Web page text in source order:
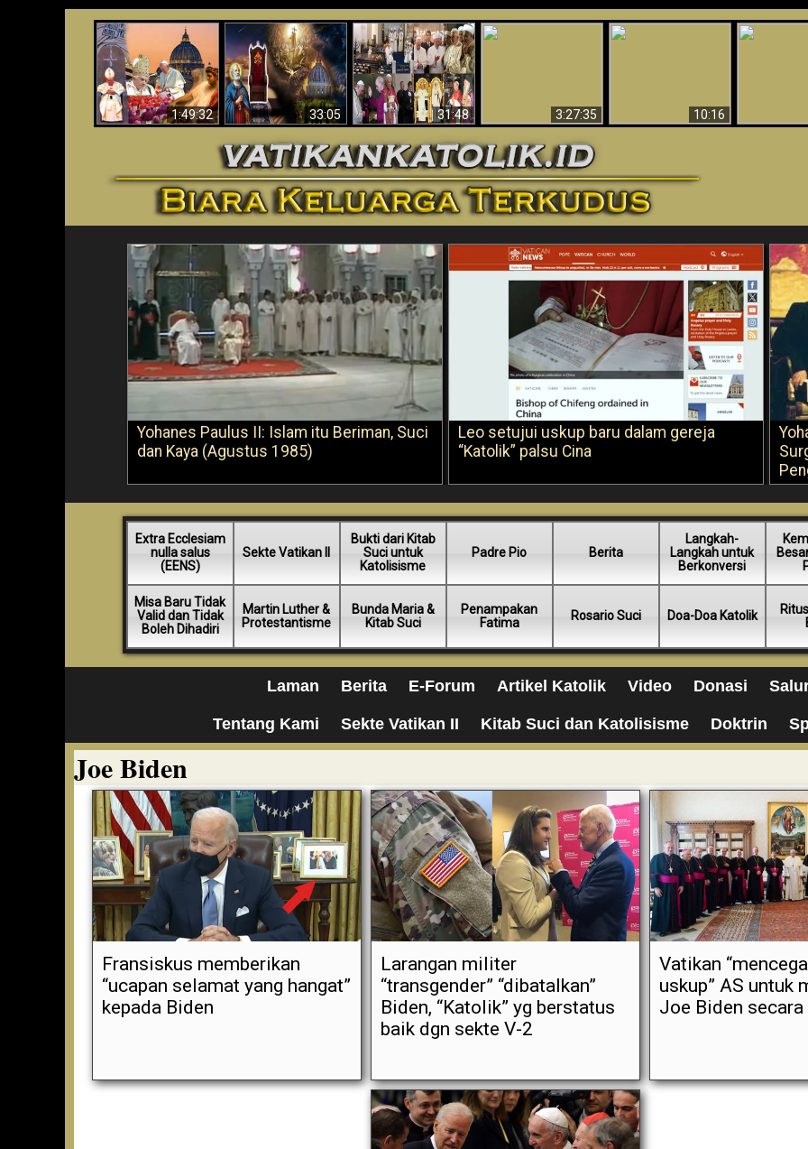
1:49:32
Wahyu di Vatikan
Sekarang
33:05
Apakah Alkitab
Memprediksikan 70
Tahun Tanpa
Seorang Paus?
31:48
Vatikan II Adalah
Agama Baru
3:27:35
Video (Edisi Final)
10:16
Yohanes Paulus II: Islam itu Beriman, Suci
dan Kaya (Agustus 1985)
Leo setujui uskup baru dalam gereja
“Katolik” palsu Cina
Extra Ecclesiam
nulla salus
(EENS)
Sekte Vatikan II
Bukti dari Kitab
Suci untuk
Katolisisme
Padre Pio Berita
Langkah-
Langkah untuk
Berkonversi
Misa Baru Tidak
Valid dan Tidak
Boleh Dihadiri
Martin Luther &
Protestantisme
Bunda Maria &
Kitab Suci
Penampakan
Fatima
Rosario Suci Doa-Doa Katolik
Laman Berita E-Forum Artikel Katolik Video Donasi
Tentang Kami Sekte Vatikan II Kitab Suci dan Katolisisme Doktrin
Joe Biden
Fransiskus memberikan
“ucapan selamat yang hangat”
kepada Biden
Larangan militer
“transgender” “dibatalkan”
Biden, “Katolik” yg berstatus
baik dgn sekte V-2
Vatikan
uskup” AS untuk
Joe Biden secara